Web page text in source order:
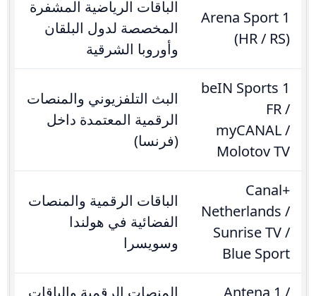
Arena Sport 1
(HR / RS)
الباقات الرياضية المشفرة
المخصصة لدول البلقان
وأوروبا الشرقية
beIN Sports 1
FR /
myCANAL /
Molotov TV
البث التلفزيوني والمنصات
الرقمية المعتمدة داخل
(فرنسا)
Canal+
Netherlands /
Sunrise TV /
Blue Sport
الباقات الرقمية والمنصات
الفضائية في هولندا
وسويسرا
Antena 1 /
المنصات الرقمية والباقات